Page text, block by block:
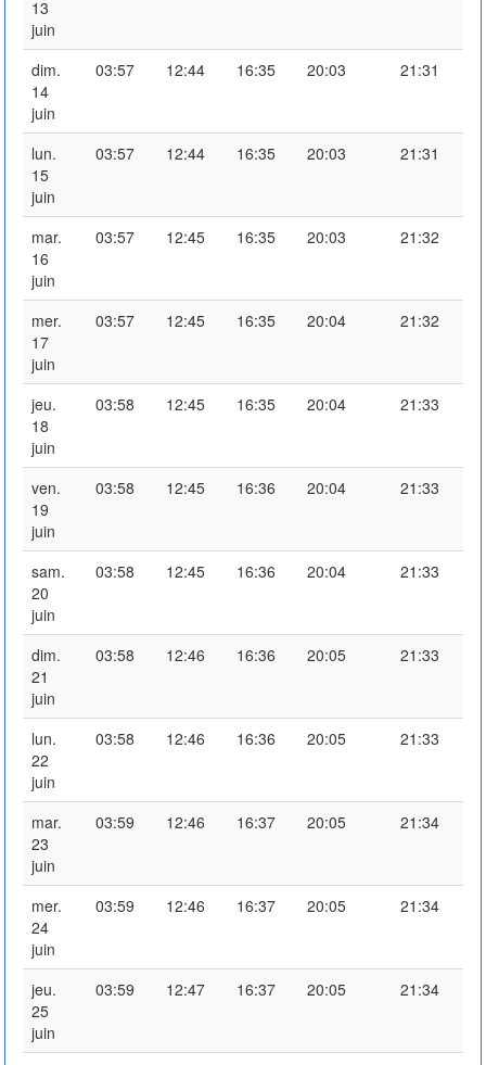
13
juin
dim.
14
juin
03:57 12:44 16:35 20:03 21:31
lun.
15
juin
03:57 12:44 16:35 20:03 21:31
mar.
16
juin
03:57 12:45 16:35 20:03 21:32
mer.
17
juin
03:57 12:45 16:35 20:04 21:32
jeu.
18
juin
03:58 12:45 16:35 20:04 21:33
ven.
19
juin
03:58 12:45 16:36 20:04 21:33
sam.
20
juin
03:58 12:45 16:36 20:04 21:33
dim.
21
juin
03:58 12:46 16:36 20:05 21:33
lun.
22
juin
03:58 12:46 16:36 20:05 21:33
mar.
23
juin
03:59 12:46 16:37 20:05 21:34
mer.
24
juin
03:59 12:46 16:37 20:05 21:34
jeu.
25
juin
03:59 12:47 16:37 20:05 21:34